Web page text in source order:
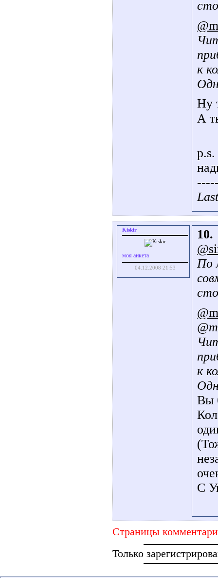
к
Ну
А
p.s.
Kiskir
моя анкета
04.12.2008 21:53
10.
По
к
Вы
С
Страницы
Только